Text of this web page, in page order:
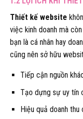
Thiết kế website
việc kinh doanh mà
bạn là cá nhân hay
cũng nên sở hữu
Tiếp cận nguồn
Tạo dựng sự uy tín
Hiệu quả doanh thu